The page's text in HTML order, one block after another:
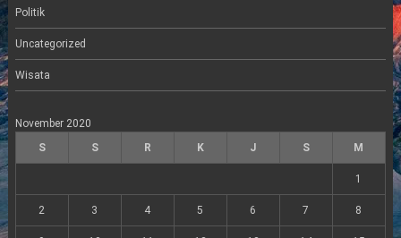
Politik
Uncategorized
Wisata
November 2020
S
S R K J S M
1
2 3 4 5 6 7 8